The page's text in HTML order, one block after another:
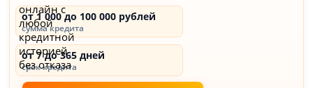
от 1 000 до 100 000 рублей
сумма кредита
от 7 до 365 дней
срок кредита